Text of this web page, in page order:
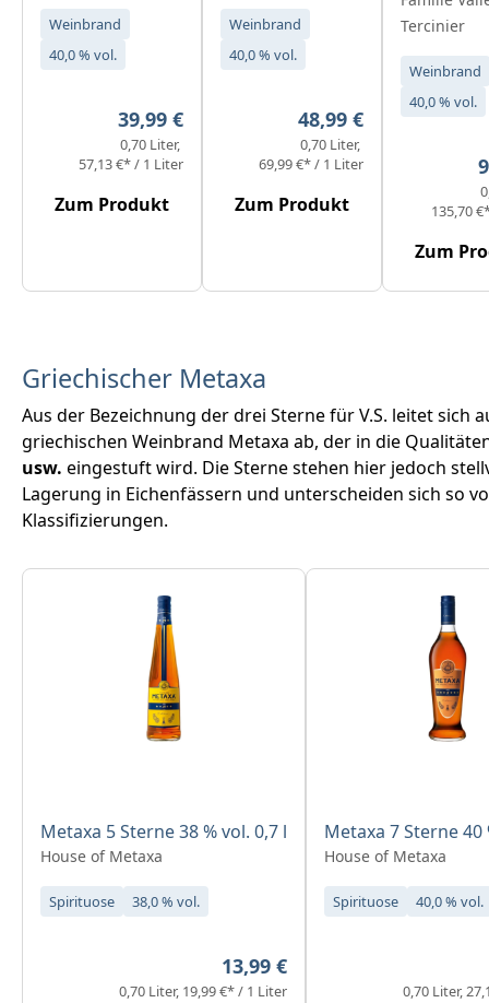
Weinbrand
40,0 % vol.
Regulärer Preis:
39,99 €
0,70 Liter
57,13 €* / 1 Liter
Zum Produkt
Weinbrand
40,0 % vol.
Regulärer Preis:
48,99 €
0,70 Liter
69,99 €* / 1 Liter
Zum Produkt
Tercinier
Weinbrand
40,0 % vol.
135,70
Zum
Griechischer Metaxa
Aus der Bezeichnung der drei Sterne für V.S. leitet sich
griechischen Weinbrand Metaxa ab, der in die
usw. eingestuft wird. Die Sterne stehen hier jedoch
Lagerung in Eichenfässern und unterscheiden sich so
Klassifizierungen.
Produktgalerie überspringen
Metaxa 5 Sterne 38 % vol. 0,7 l
House of Metaxa
Spirituose 38,0 % vol.
Regulärer Preis:
13,99 €
0,70 Liter 19,99 €* / 1 Liter
Metaxa 7 Sterne 40
House of Metaxa
Spirituose 40,0 % vol.
0,70 Liter